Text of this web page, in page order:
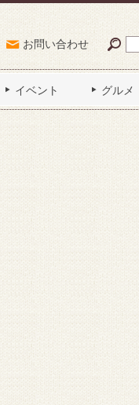
お問い合わせ
イベント グルメ